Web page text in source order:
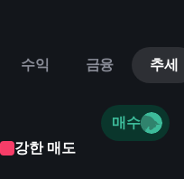
수익 금융 추세
매수
강한 매도